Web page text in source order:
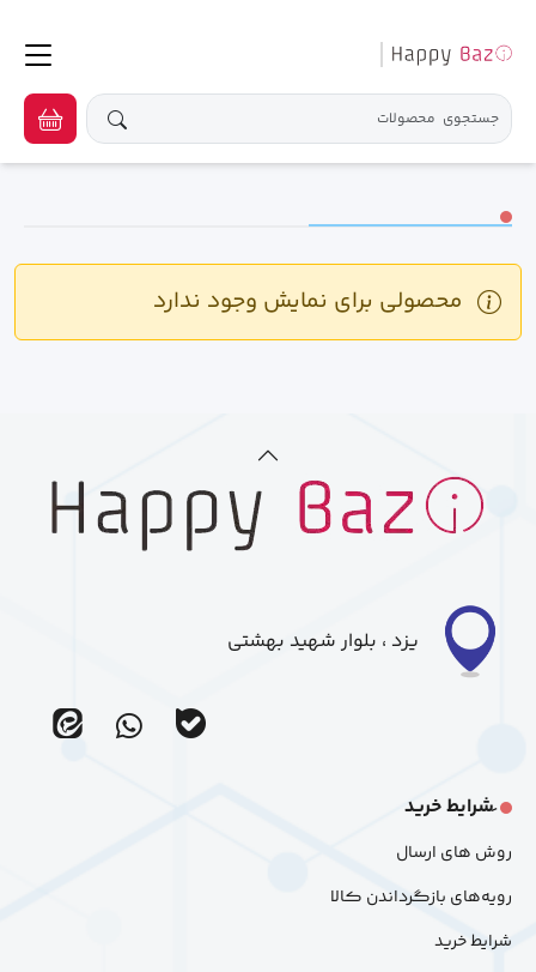
محصولی برای نمایش وجود ندارد
یزد ، بلوار شهید بهشتی
ir_bale
ir_eitaa
َشرایط خرید
روش های ارسال
رویه‌های بازگرداندن کالا
شرایط خرید